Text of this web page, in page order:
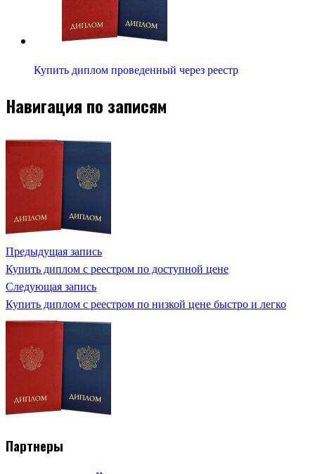
Купить диплом проведенный через реестр
Навигация по записям
Предыдущая запись
Купить диплом с реестром по доступной цене
Следующая запись
Купить диплом с реестром по низкой цене быстро и легко
Партнеры